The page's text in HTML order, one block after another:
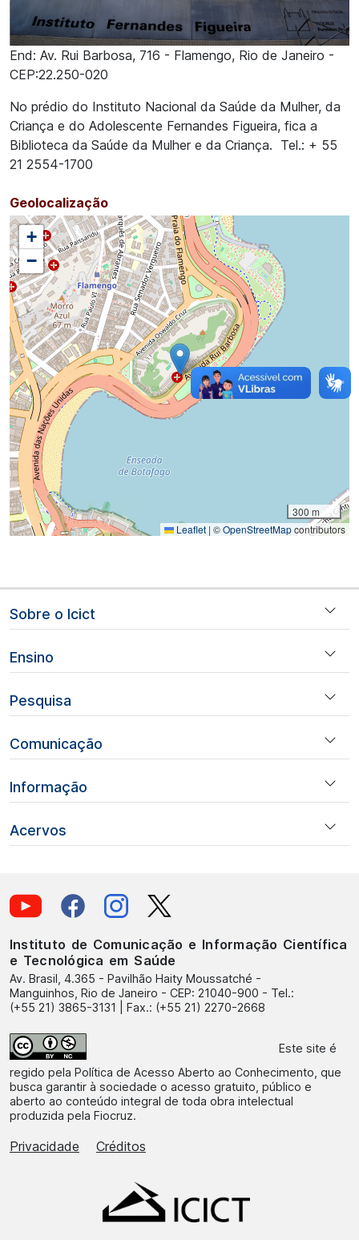
End: Av. Rui Barbosa, 716 - Flamengo, Rio de Janeiro -
CEP:22.250-020
No prédio do Instituto Nacional da Saúde da Mulher, da
Criança e do Adolescente Fernandes Figueira, fica a
Biblioteca da Saúde da Mulher e da Criança. Tel.: + 55
21 2554-1700
Geolocalização
+
−
300 m
Leaflet | ©OpenStreetMapcontributors
Sobre o Icict
Ensino
Pesquisa
Comunicação
Informação
Acervos
Instituto de Comunicação e Informação Científica
e Tecnológica em Saúde
Av. Brasil, 4.365 - Pavilhão Haity Moussatché -
Manguinhos, Rio de Janeiro - CEP: 21040-900 - Tel.:
(+55 21) 3865-3131 | Fax.: (+55 21) 2270-2668
Este site é
regido pela Política de Acesso Aberto ao Conhecimento , que
busca garantir à sociedade o acesso gratuito, público e
aberto ao conteúdo integral de toda obra intelectual
produzida pela Fiocruz.
Privacidade Créditos